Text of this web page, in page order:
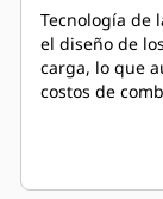
Tecnología de
el diseño de
carga, lo que
costos de